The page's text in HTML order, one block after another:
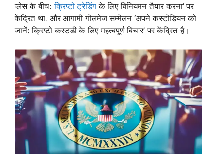
प्लेस के बीच:क्रिप्टो ट्रेडिंग के लिए विनियमन तैयार करना’ पर
केंद्रित था, और आगामी गोलमेज सम्मेलन ‘अपने कस्टोडियन को
जानें: क्रिप्टो कस्टडी के लिए महत्वपूर्ण विचार’ पर केंद्रित है।